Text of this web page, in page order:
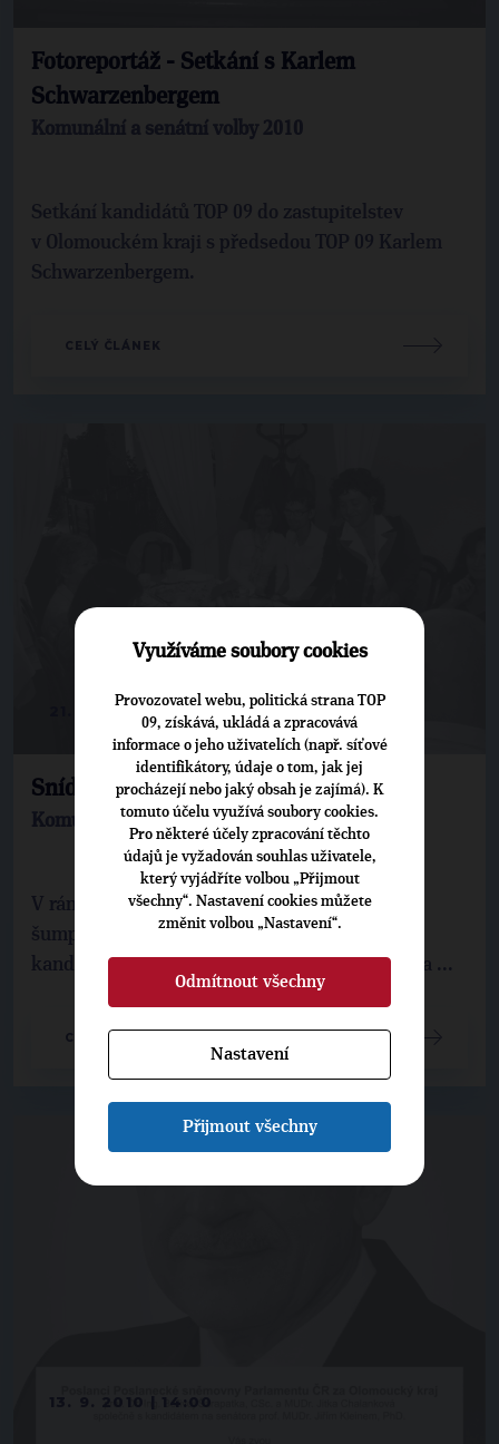
Fotoreportáž - Setkání s Karlem
Schwarzenbergem
Komunální a senátní volby 2010
Setkání kandidátů TOP 09 do zastupitelstev
v Olomouckém kraji s předsedou TOP 09 Karlem
Schwarzenbergem.
CELÝ ČLÁNEK
21. 9. 2010 | 10:00
Snídaně s novináři v Šumperku
Komunální volby 2010
V rámci neformální snídaně s novináři se
šumperské veřejnosti představila lídryně
kandidátky TOP 09 a Mladé krve Šumperka Iva ...
CELÝ ČLÁNEK
Využíváme soubory cookies
Provozovatel webu, politická strana TOP
09, získává, ukládá a zpracovává
informace o jeho uživatelích (např. síťové
identifikátory, údaje o tom, jak jej
procházejí nebo jaký obsah je zajímá). K
tomuto účelu využívá soubory cookies.
Pro některé účely zpracování těchto
údajů je vyžadován souhlas uživatele,
který vyjádříte volbou „Přijmout
všechny“. Nastavení cookies můžete
změnit volbou „Nastavení“.
Odmítnout všechny
Nastavení
Přijmout všechny